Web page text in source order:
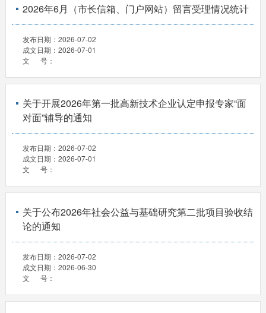
2026年6月（市长信箱、门户网站）留言受理情况统计
发布日期： 2026-07-02
成文日期： 2026-07-01
文 号：
关于开展2026年第一批高新技术企业认定申报专家“面
对面”辅导的通知
发布日期： 2026-07-02
成文日期： 2026-07-01
文 号：
关于公布2026年社会公益与基础研究第二批项目验收结
论的通知
发布日期： 2026-07-02
成文日期： 2026-06-30
文 号：